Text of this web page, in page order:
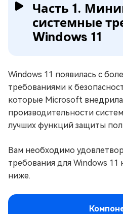
Часть 1.
системные
Windows 11
Windows 11 появилась с
требованиями к
которые Microsoft
производительности
лучших функций защиты
Вам необходимо
требования для Windows
ниже.